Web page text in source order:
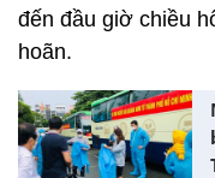
đến đầu giờ chiều
hoãn.